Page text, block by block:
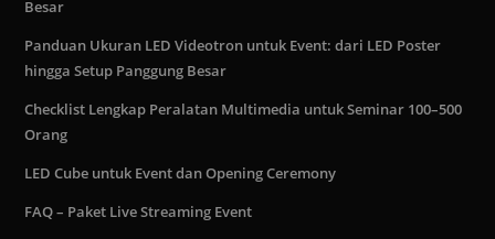
Besar
Panduan Ukuran LED Videotron untuk Event: dari LED Poster
hingga Setup Panggung Besar
Checklist Lengkap Peralatan Multimedia untuk Seminar 100–500
Orang
LED Cube untuk Event dan Opening Ceremony
FAQ – Paket Live Streaming Event